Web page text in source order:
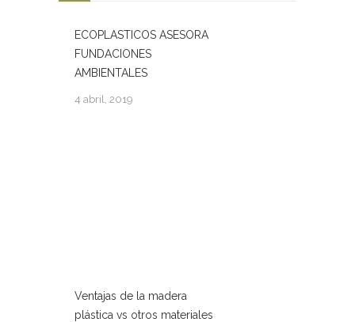
ECOPLASTICOS ASESORA
FUNDACIONES
AMBIENTALES
4 abril, 2019
Ventajas de la madera
plástica vs otros materiales